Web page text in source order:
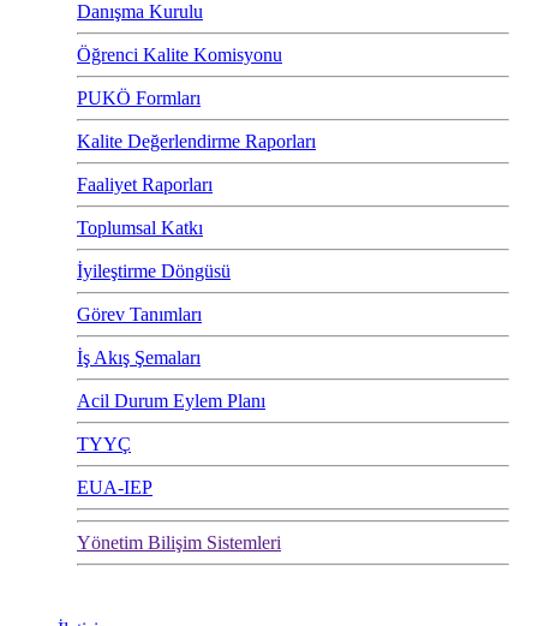
Danışma Kurulu
Öğrenci Kalite Komisyonu
PUKÖ Formları
Kalite Değerlendirme Raporları
Faaliyet Raporları
Toplumsal Katkı
İyileştirme Döngüsü
Görev Tanımları
İş Akış Şemaları
Acil Durum Eylem Planı
TYYÇ
EUA-IEP
Yönetim Bilişim Sistemleri